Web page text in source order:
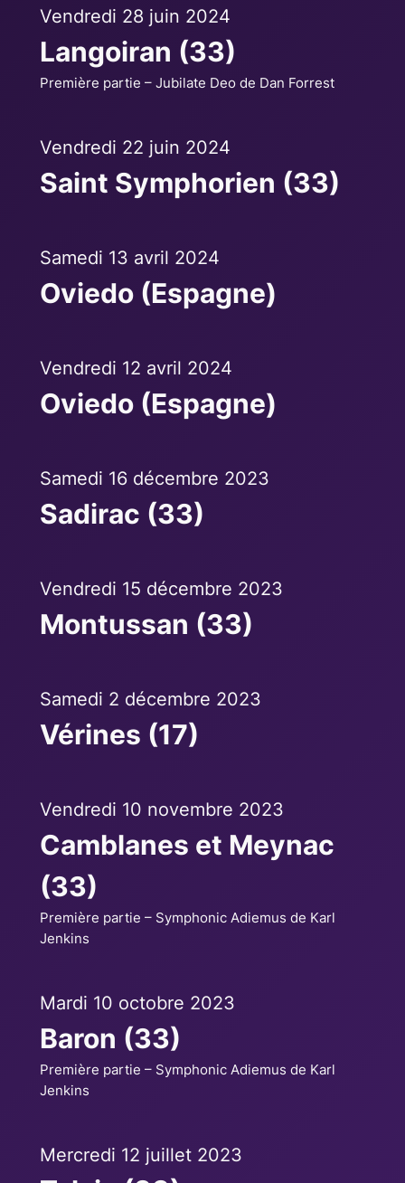
Vendredi 28 juin 2024
Langoiran (33)
Première partie – Jubilate Deo de Dan Forrest
Vendredi 22 juin 2024
Saint Symphorien (33)
Samedi 13 avril 2024
Oviedo (Espagne)
Vendredi 12 avril 2024
Oviedo (Espagne)
Samedi 16 décembre 2023
Sadirac (33)
Vendredi 15 décembre 2023
Montussan (33)
Samedi 2 décembre 2023
Vérines (17)
Vendredi 10 novembre 2023
Camblanes et Meynac
(33)
Première partie – Symphonic Adiemus de Karl
Jenkins
Mardi 10 octobre 2023
Baron (33)
Première partie – Symphonic Adiemus de Karl
Jenkins
Mercredi 12 juillet 2023